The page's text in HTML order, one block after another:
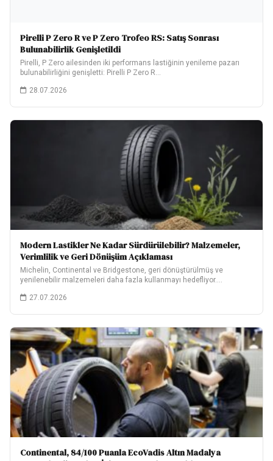
Pirelli P Zero R ve P Zero Trofeo RS: Satış Sonrası
Bulunabilirlik Genişletildi
Pirelli, P Zero ailesinden iki performans lastiğinin yenileme pazarı
bulunabilirliğini genişletti: Pirelli P Zero R…
28.07.2026
Modern Lastikler Ne Kadar Sürdürülebilir? Malzemeler,
Verimlilik ve Geri Dönüşüm Açıklaması
Michelin, Continental ve Bridgestone, geri dönüştürülmüş ve
yenilenebilir malzemeleri daha fazla kullanmayı hedefliyor.
27.07.2026
Continental, 84/100 Puanla EcoVadis Altın Madalya